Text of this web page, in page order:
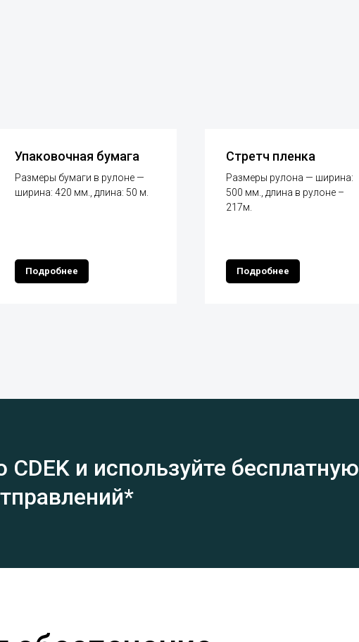
Упаковочная бумага
Размеры бумаги в рулоне —
ширина: 420 мм., длина: 50 м.
Подробнее
Стретч пленка
Размеры рулона — ширина:
500 мм., длина в рулоне –
217м.
Подробнее
и используйте бесплатную